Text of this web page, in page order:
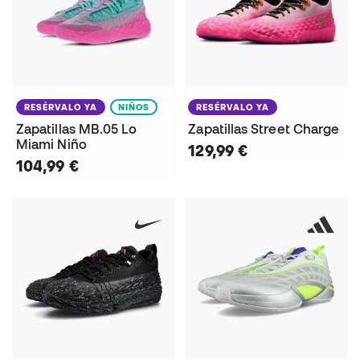
RESÉRVALO YA NIÑOS
Zapatillas MB.05 Lo
Miami Niño
104,99 €
RESÉRVALO YA
Zapatillas Street Charge
129,99 €